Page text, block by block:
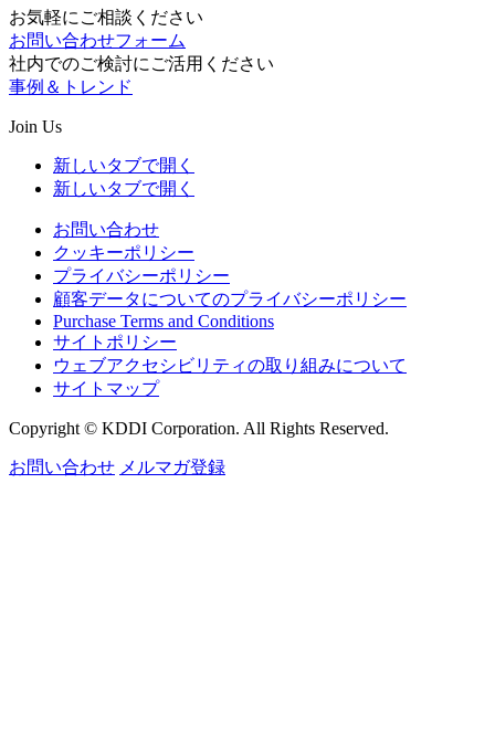
お気軽にご相談ください
お問い合わせフォーム
社内でのご検討にご活用ください
事例＆トレンド
Join Us
新しいタブで開く
新しいタブで開く
お問い合わせ
クッキーポリシー
プライバシーポリシー
顧客データについてのプライバシーポリシー
Purchase Terms and Conditions
サイトポリシー
ウェブアクセシビリティの取り組みについて
サイトマップ
Copyright © KDDI Corporation. All Rights Reserved.
お問い合わせ メルマガ登録